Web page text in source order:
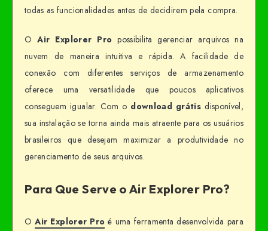
todas as funcionalidades antes de decidirem pela compra.
OAir Explorer Pro possibilita gerenciar arquivos na
nuvem de maneira intuitiva e rápida. A facilidade de
conexão com diferentes serviços de armazenamento
oferece uma versatilidade que poucos aplicativos
conseguem igualar. Com o download grátis disponível,
sua instalação se torna ainda mais atraente para os usuários
brasileiros que desejam maximizar a produtividade no
gerenciamento de seus arquivos.
Para Que Serve o Air Explorer Pro?
OAir Explorer Pro é uma ferramenta desenvolvida para